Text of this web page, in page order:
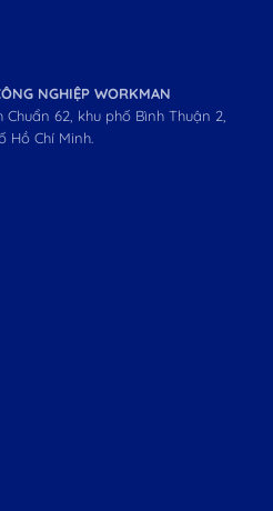
NGHIỆP WORKMAN
62, khu phố Bình Thuận 2,
Hồ Chí Minh.